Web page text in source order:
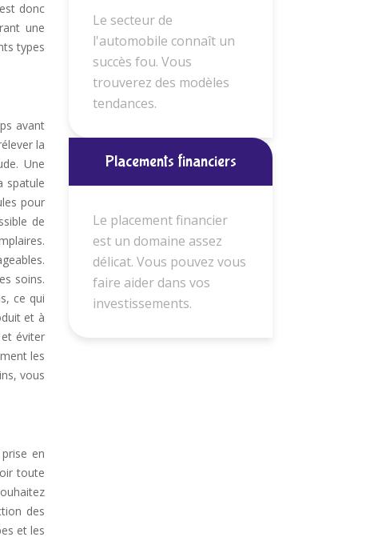
donc
une
types
avant
la
Une
spatule
pour
de
soins.
ce qui
et à
éviter
les
vous
en
toute
des
et les
Le secteur de
l'automobile connaît un
succès fou. Vous
trouverez des modèles
tendances.
Placements financiers
Le placement financier
est un domaine assez
délicat. Vous pouvez vous
faire aider dans vos
investissements.